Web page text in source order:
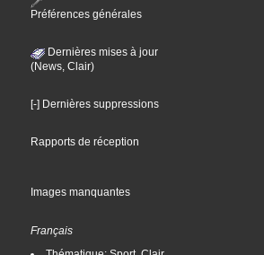
Préférences générales
Dernières mises à jour
(News, Clair)
[-] Dernières suppressions
Rapports de réception
Images manquantes
Français